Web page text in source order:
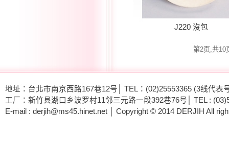
J220 沒包
第2页,共10
地址：台北市南京西路167巷12号│ TEL：(02)25553365 (3线代表
工厂：新竹县湖口乡波罗村11邻三元路一段392巷76号│ TEL :
E-mail : derjih@ms45.hinet.net │ Copyright © 2014 DERJIH All